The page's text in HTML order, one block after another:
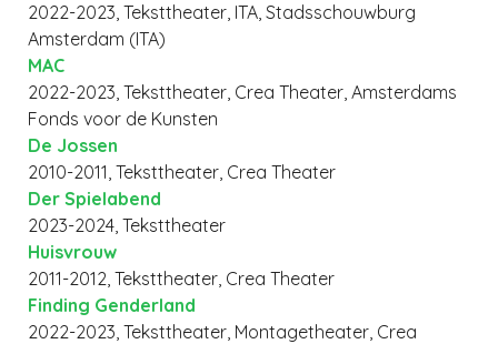
2022-2023, Teksttheater, ITA, Stadsschouwburg
Amsterdam (ITA)
MAC
2022-2023, Teksttheater, Crea Theater, Amsterdams
Fonds voor de Kunsten
De Jossen
2010-2011, Teksttheater, Crea Theater
Der Spielabend
2023-2024, Teksttheater
Huisvrouw
2011-2012, Teksttheater, Crea Theater
Finding Genderland
2022-2023, Teksttheater, Montagetheater, Crea